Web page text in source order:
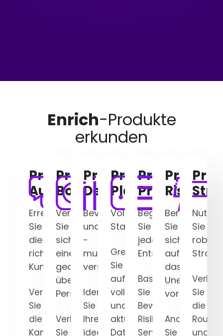
Enrich-Produkte
erkunden
Precisely
Audiences
Erreichen
Sie
die
richtigen
Kunden
Verbessern
Sie
die
Kampagnenleistung,
Precisely
Boundaries
Verschaffen
Sie
sich
eine
geografisch
übergreifende
Perspektive
Verbessern
Sie
Precisely
Demographics
Bevölkerungsgruppen
und
-
muster
verstehen
Identifizieren
Sie
Ihre
idealen
Precisely
Places
Vollständige
Standortdetails
Greifen
Sie
auf
vollständige
und
aktuelle
Daten
Precisely
Properties
Begründen
Sie
jede
Entscheidung
Basieren
Sie
Bewertungen,
Risikomodelle,
Serviceleistungen
Risks
Bereiten
Sie
sich
auf
das
Unerwartete
vor
Analysieren
Sie
Nutzen
Sie
Sie
die
und